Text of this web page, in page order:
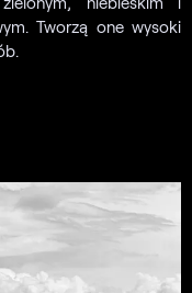
Tworzą one wysoki